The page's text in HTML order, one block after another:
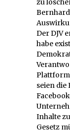
zu
Der DJV
habe
seien die
Inhalte
Gesetz